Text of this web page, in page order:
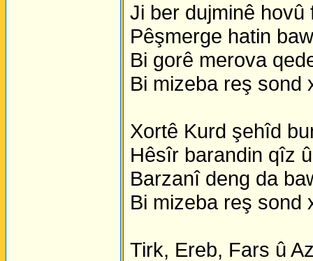
Ji ber dujminê hovû
Pêşmerge hatin
Bi gorê merova
Bi mizeba reş sond
Xortê Kurd şehîd
Hêsîr barandin qîz
Barzanî deng da
Bi mizeba reş sond
Tirk, Ereb, Fars û